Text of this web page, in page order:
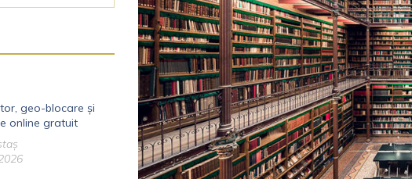
geo-blocare și
online gratuit